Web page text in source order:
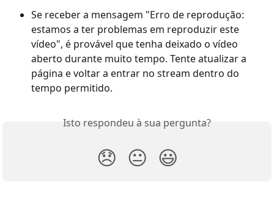
Se receber a mensagem "Erro de reprodução:
estamos a ter problemas em reproduzir este
vídeo", é provável que tenha deixado o vídeo
aberto durante muito tempo. Tente atualizar a
página e voltar a entrar no stream dentro do
tempo permitido.
Isto respondeu à sua pergunta?
😞 😐 😃